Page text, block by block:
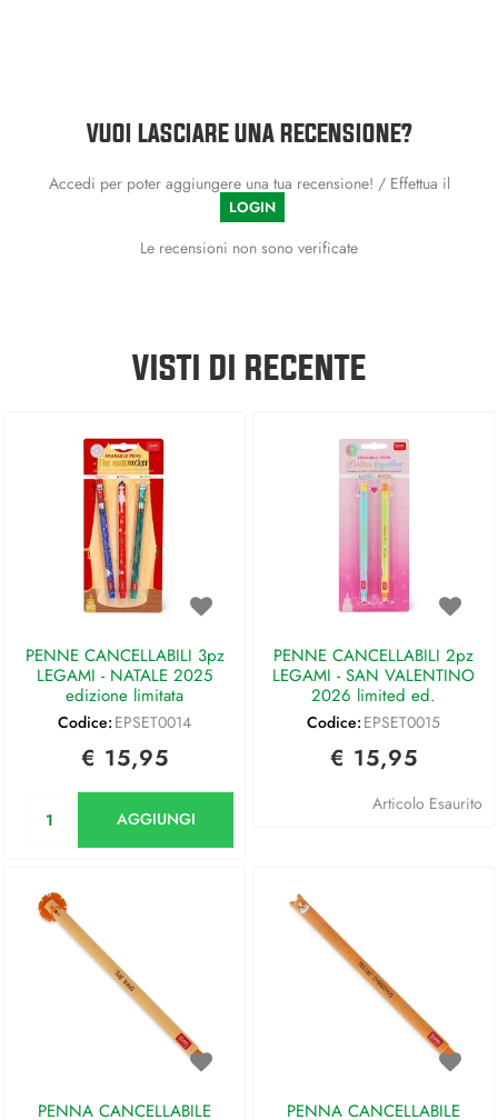
VUOI LASCIARE UNA RECENSIONE?
Accedi per poter aggiungere una tua recensione! / Effettua il
LOGIN
Le recensioni non sono verificate
VISTI DI RECENTE
PENNE CANCELLABILI 3pz
LEGAMI - NATALE 2025
edizione limitata
Codice: EPSET0014
€ 15,95
AGGIUNGI
PENNE CANCELLABILI 2pz
LEGAMI - SAN VALENTINO
2026 limited ed.
Codice: EPSET0015
€ 15,95
Articolo Esaurito
PENNA CANCELLABILE
PENNA CANCELLABILE